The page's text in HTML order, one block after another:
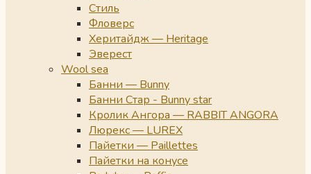
Стиль
Фловерс
Херитайдж — Heritage
Эверест
Wool sea
Банни — Bunny
Банни Стар - Bunny star
Кролик Ангора — RABBIT ANGORA
Люрекс — LUREX
Пайетки — Paillettes
Пайетки на конусе